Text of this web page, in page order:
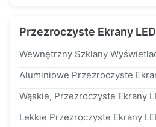
Przezroczyste Ekrany LED